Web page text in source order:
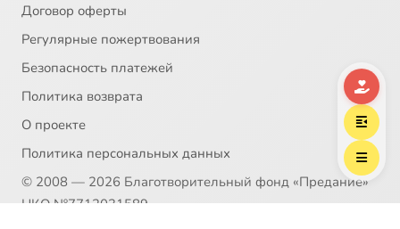
Договор оферты
Регулярные пожертвования
Безопасность платежей
Политика возврата
О проекте
Политика персональных данных
© 2008 — 2026 Благотворительный фонд «Предание»
НКО №7712031589